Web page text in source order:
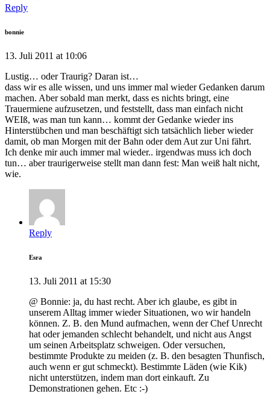
Reply
bonnie
13. Juli 2011 at 10:06
Lustig… oder Traurig? Daran ist…
dass wir es alle wissen, und uns immer mal wieder Gedanken darum
machen. Aber sobald man merkt, dass es nichts bringt, eine
Trauermiene aufzusetzen, und feststellt, dass man einfach nicht
WEIß, was man tun kann… kommt der Gedanke wieder ins
Hinterstübchen und man beschäftigt sich tatsächlich lieber wieder
damit, ob man Morgen mit der Bahn oder dem Aut zur Uni fährt.
Ich denke mir auch immer mal wieder.. irgendwas muss ich doch
tun… aber traurigerweise stellt man dann fest: Man weiß halt nicht,
wie.
Reply
Esra
13. Juli 2011 at 15:30
@ Bonnie: ja, du hast recht. Aber ich glaube, es gibt in
unserem Alltag immer wieder Situationen, wo wir handeln
können. Z. B. den Mund aufmachen, wenn der Chef Unrecht
hat oder jemanden schlecht behandelt, und nicht aus Angst
um seinen Arbeitsplatz schweigen. Oder versuchen,
bestimmte Produkte zu meiden (z. B. den besagten Thunfisch,
auch wenn er gut schmeckt). Bestimmte Läden (wie Kik)
nicht unterstützen, indem man dort einkauft. Zu
Demonstrationen gehen. Etc :-)